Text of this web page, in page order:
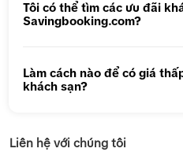
Tôi có thể tìm các ưu đãi
Savingbooking.com?
Làm cách nào để có giá
khách sạn?
Liên hệ với chúng tôi